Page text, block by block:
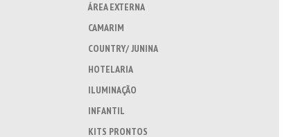
ÁREA EXTERNA
CAMARIM
COUNTRY/ JUNINA
HOTELARIA
ILUMINAÇÃO
INFANTIL
KITS PRONTOS